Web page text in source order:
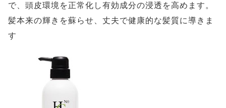
で、頭皮環境を正常化し有効成分の浸透を高めます。
髪本来の輝きを蘇らせ、丈夫で健康的な髪質に導きま
す